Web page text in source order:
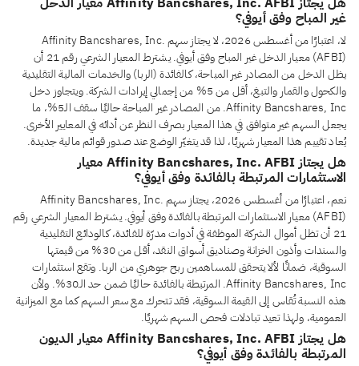
غير المباح وفق أيوفي؟
لا، اعتبارًا من أغسطس 2026، لا يجتاز سهم Affinity Bancshares, Inc.
(AFBI) معيار الدخل غير المباح وفق أيوفي. يشترط المعيار الشرعي رقم 21 أن
يظل الدخل من المصادر غير المباحة، كالفائدة (الربا) والخدمات المالية التقليدية
والكحول والقمار والتبغ، أقل من 5% من إجمالي إيرادات الشركة. ويتجاوز دخل
Affinity Bancshares, Inc. من المصادر غير المباحة حاليًا سقف الـ5%، ما
يجعل السهم غير متوافق في هذا المعيار بصرف النظر عن أدائه في المعايير الأخرى.
يُعاد تقييم هذا المعيار شهريًا، لذا قد يتغيّر الوضع عند صدور قوائم مالية جديدة.
هل يجتاز Affinity Bancshares, Inc. AFBI معيار
الاستثمارات المرتبطة بالفائدة وفق أيوفي؟
نعم، اعتبارًا من أغسطس 2026، يجتاز سهم Affinity Bancshares, Inc.
(AFBI) معيار الاستثمارات المرتبطة بالفائدة وفق أيوفي. يشترط المعيار الشرعي رقم
21 أن تظل أموال الشركة الموظفة في أدوات مدرّة للفائدة، كالودائع التقليدية
والسندات وأذون الخزانة وصناديق أسواق النقد، أقل من 30% من قيمتها
السوقية، ضمانًا لألا يتحقق للمساهمين ربح جوهري من الربا. وتقع استثمارات
Affinity Bancshares, Inc. المرتبطة بالفائدة حاليًا ضمن حد الـ30%. ولأن
هذه النسبة تُقاس إلى القيمة السوقية، فقد تتحرك مع سعر السهم كما مع الميزانية
العمومية، ولهذا تعيد تبادلات فحص السهم شهريًا.
هل يجتاز Affinity Bancshares, Inc. AFBI معيار الديون
المرتبطة بالفائدة وفق أيوفي؟